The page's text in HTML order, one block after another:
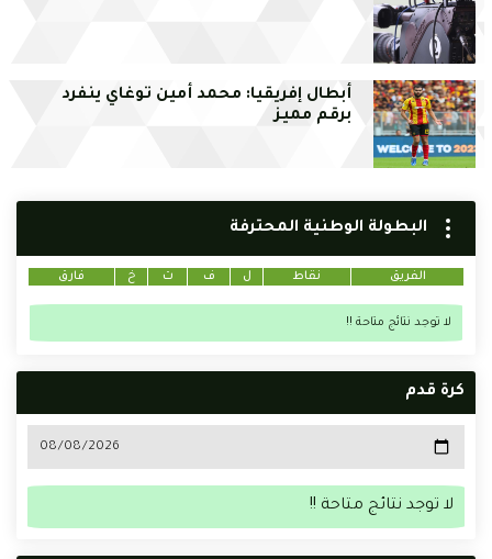
أبطال إفريقيا: محمد أمين توغاي ينفرد
برقم مميز
البطولة الوطنية المحترفة
الفريق نقاط ل ف ت خ فارق
لا توجد نتائج متاحة !!
كرة قدم
لا توجد نتائج متاحة !!